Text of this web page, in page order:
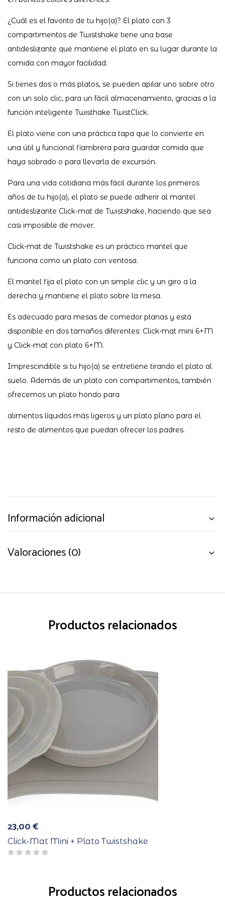
¿Cuál es el favorito de tu hijo(a)? El plato con 3
compartimentos de Twistshake tiene una base
antideslizante que mantiene el plato en su lugar durante la
comida con mayor facilidad.
Si tienes dos o más platos, se pueden apilar uno sobre otro
con un solo clic, para un fácil almacenamiento, gracias a la
función inteligente Twisthake TwistClick.
El plato viene con una práctica tapa que lo convierte en
una útil y funcional fiambrera para guardar comida que
haya sobrado o para llevarla de excursión.
Para una vida cotidiana más fácil durante los primeros
años de tu hijo(a), el plato se puede adherir al mantel
antideslizante Click-mat de Twistshake, haciendo que sea
casi imposible de mover.
Click-mat de Twistshake es un práctico mantel que
funciona como un plato con ventosa.
El mantel fija el plato con un simple clic y un giro a la
derecha y mantiene el plato sobre la mesa.
Es adecuado para mesas de comedor planas y está
disponible en dos tamaños diferentes: Click-mat mini 6+M
y Click-mat con plato 6+M.
Imprescindible si tu hijo(a) se entretiene tirando el plato al
suelo. Además de un plato con compartimentos, también
ofrecemos un plato hondo para
alimentos líquidos más ligeros y un plato plano para el
resto de alimentos que puedan ofrecer los padres.
Información adicional
Valoraciones (0)
Productos relacionados
23,00€
Click-Mat Mini + Plato Twistshake
Productos relacionados